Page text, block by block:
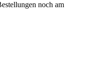
noch am